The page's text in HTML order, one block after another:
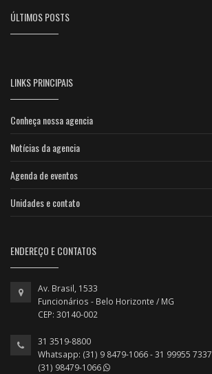
ÚLTIMOS POSTS
LINKS PRINCIPAIS
Conheça nossa agencia
Notícias da agencia
Agenda de eventos
Unidades e contato
ENDEREÇO E CONTATOS
Av. Brasil, 1533
Funcionários - Belo Horizonte / MG
CEP: 30140-002
31 3519-8800
Whatsapp: (31) 9 8479-1066 - 31 99955 7337
(31) 98479-1066